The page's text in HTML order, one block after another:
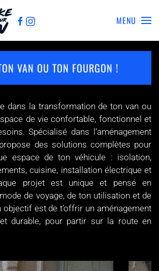
content
MENU
VAN OU TON FOURGON !
dans la transformation de ton van ou
de vie confortable, fonctionnel et
Spécialisé dans l’aménagement
des solutions complètes pour
espace de ton véhicule : isolation,
cuisine, installation électrique et
projet est unique et pensé en
de voyage, de ton utilisation et de
objectif est de t’offrir un aménagement
durable, pour partir sur la route en